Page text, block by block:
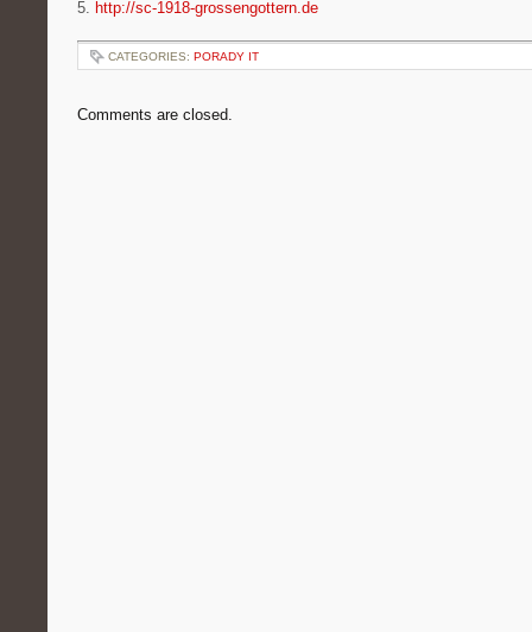
5. http://sc-1918-grossengottern.de
CATEGORIES: PORADY IT
Comments are closed.